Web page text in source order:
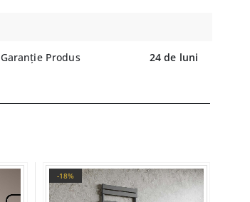
Garanție Produs 24 de luni
-18%